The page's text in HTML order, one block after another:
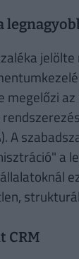
jelölte
megelőzi
A
a
CRM